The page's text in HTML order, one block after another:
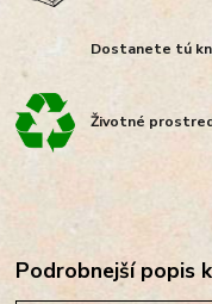
Dostanete tú
Životné
Podrobnejší popis